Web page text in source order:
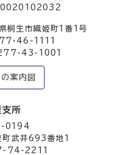
生市織姫町1番1号
46-1111
0277-43-1001
案内図
所
0194
町武井693番地1
74-2211